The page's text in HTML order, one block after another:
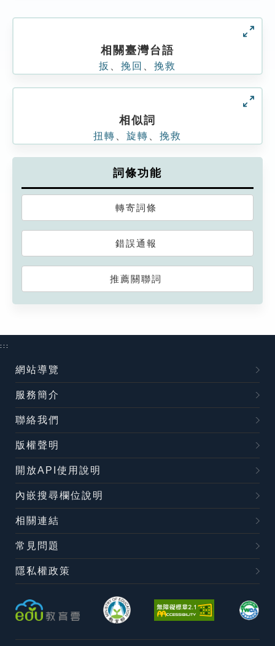
相關臺灣台語
扳 挽回 挽救
相似詞
扭轉 旋轉 挽救
詞條功能
轉寄詞條
錯誤通報
推薦關聯詞
:::
網站導覽
服務簡介
聯絡我們
版權聲明
開放API使用說明
內嵌搜尋欄位說明
相關連結
常見問題
隱私權政策